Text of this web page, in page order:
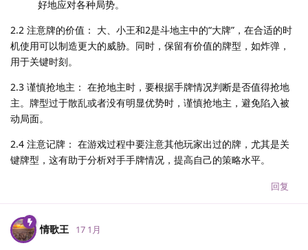
好地应对各种局势。
2.2 注意牌的价值： 大、小王和2是斗地主中的“大牌”，在合适的时
机使用可以制造更大的威胁。同时，保留有价值的牌型，如炸弹，
用于关键时刻。
2.3 谨慎抢地主： 在抢地主时，要根据手牌情况判断是否值得抢地
主。牌型过于散乱或者没有明显优势时，谨慎抢地主，避免陷入被
动局面。
2.4 注意记牌： 在游戏过程中要注意其他玩家出过的牌，尤其是关
键牌型，这有助于分析对手手牌情况，提高自己的策略水平。
回复
情歌王 17 1月